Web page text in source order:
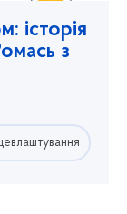
історія
з